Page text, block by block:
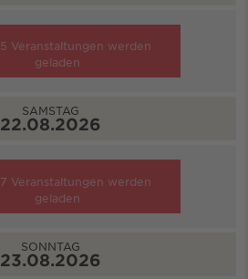
5 Veranstaltungen werden
geladen
SAMSTAG
22.08.2026
7 Veranstaltungen werden
geladen
SONNTAG
23.08.2026